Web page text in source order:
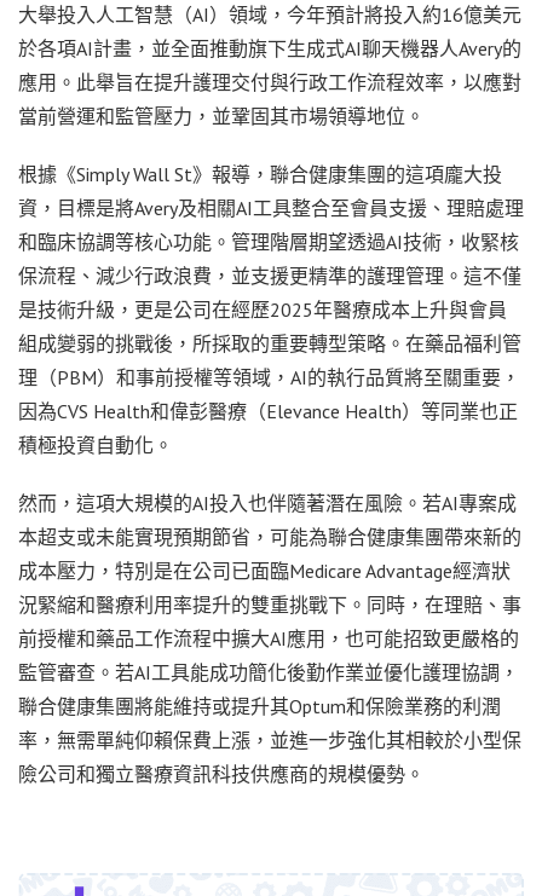
大舉投入人工智慧（AI）領域，今年預計將投入約16億美元
於各項AI計畫，並全面推動旗下生成式AI聊天機器人Avery的
應用。此舉旨在提升護理交付與行政工作流程效率，以應對
當前營運和監管壓力，並鞏固其市場領導地位。
根據《Simply Wall St》報導，聯合健康集團的這項龐大投
資，目標是將Avery及相關AI工具整合至會員支援、理賠處理
和臨床協調等核心功能。管理階層期望透過AI技術，收緊核
保流程、減少行政浪費，並支援更精準的護理管理。這不僅
是技術升級，更是公司在經歷2025年醫療成本上升與會員
組成變弱的挑戰後，所採取的重要轉型策略。在藥品福利管
理（PBM）和事前授權等領域，AI的執行品質將至關重要，
因為CVS Health和偉彭醫療（Elevance Health）等同業也正
積極投資自動化。
然而，這項大規模的AI投入也伴隨著潛在風險。若AI專案成
本超支或未能實現預期節省，可能為聯合健康集團帶來新的
成本壓力，特別是在公司已面臨Medicare Advantage經濟狀
況緊縮和醫療利用率提升的雙重挑戰下。同時，在理賠、事
前授權和藥品工作流程中擴大AI應用，也可能招致更嚴格的
監管審查。若AI工具能成功簡化後勤作業並優化護理協調，
聯合健康集團將能維持或提升其Optum和保險業務的利潤
率，無需單純仰賴保費上漲，並進一步強化其相較於小型保
險公司和獨立醫療資訊科技供應商的規模優勢。